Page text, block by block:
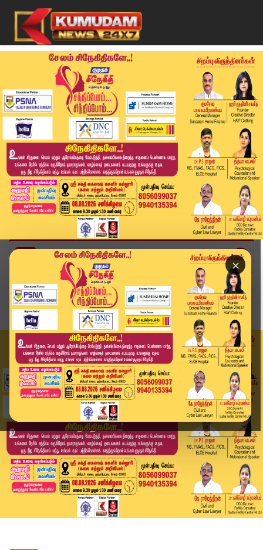
×
Home
தமிழ்நாடு
பசுவின் வாயில் சிக்கிய சொம்பு.. வைரல் வீடியோ